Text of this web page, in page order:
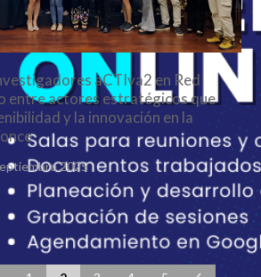
aCTIva2 en Red
entre actores estratégicos que
y la innovación en la
2025
Página 2 de 448